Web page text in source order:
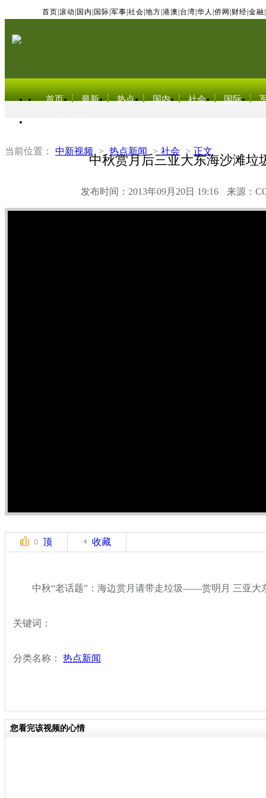
首页 滚动 国内 国际 军事 社会 地方 港澳 台湾 华人 侨网 财经 金融
首页 最新 热点 国内 社会 国际
当前位置： 中新视频 > 热点新闻 > 社会 > 正文
中秋赏月后三亚大东海沙滩垃
发布时间：2013年09月20日 19:16 来源：
0 顶 收藏
中秋“老话题”：海边赏月请带走垃圾——赏明月 三亚大
关键词：
分类名称： 热点新闻
您看完该视频的心情